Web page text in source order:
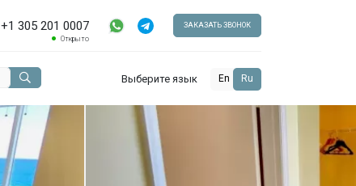
+1 305 201 0007
Открыто
ЗАКАЗАТЬ ЗВОНОК
Выберите язык En Ru